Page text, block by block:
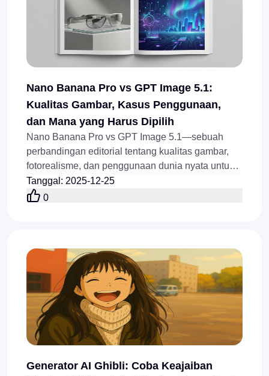
Nano Banana Pro vs GPT Image 5.1:
Kualitas Gambar, Kasus Penggunaan,
dan Mana yang Harus Dipilih
Nano Banana Pro vs GPT Image 5.1—sebuah
perbandingan editorial tentang kualitas gambar,
fotorealisme, dan penggunaan dunia nyata untuk
membantu pembuat konten memilih alat yang
tepat.
Tanggal : 2025-12-25
0
Generator AI Ghibli: Coba Keajaiban